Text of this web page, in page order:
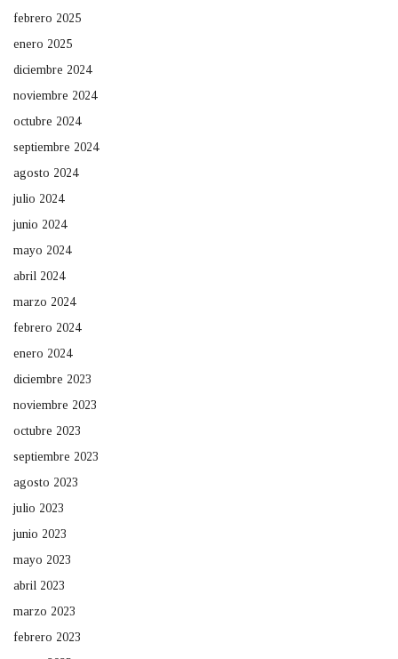
febrero 2025
enero 2025
diciembre 2024
noviembre 2024
octubre 2024
septiembre 2024
agosto 2024
julio 2024
junio 2024
mayo 2024
abril 2024
marzo 2024
febrero 2024
enero 2024
diciembre 2023
noviembre 2023
octubre 2023
septiembre 2023
agosto 2023
julio 2023
junio 2023
mayo 2023
abril 2023
marzo 2023
febrero 2023